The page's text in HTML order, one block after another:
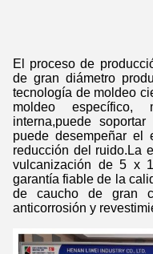
El proceso de
de gran diámetro
tecnología de moldeo
moldeo específico,
interna,puede
puede desempeñar el
reducción del ruido.La
vulcanización de 5 x
garantía fiable de la
de caucho de gran
anticorrosión y